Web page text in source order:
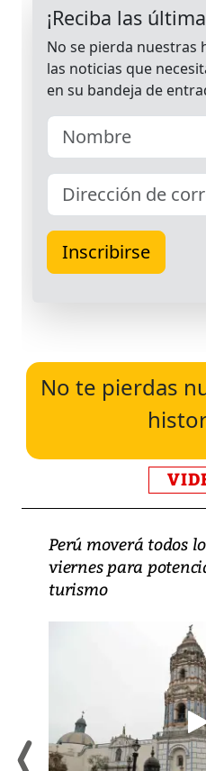
No te pierdas
Perú moverá todos
viernes para
turismo